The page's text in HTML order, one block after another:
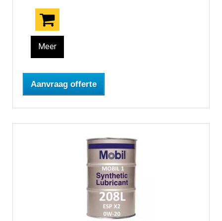
Meer
Aanvraag offerte